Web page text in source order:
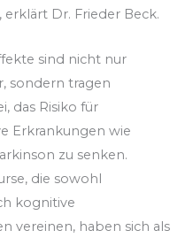
erklärt Dr. Frieder Beck.
sind nicht nur
sondern tragen
das Risiko für
Erkrankungen wie
zu senken.
die sowohl
kognitive
vereinen, haben sich als